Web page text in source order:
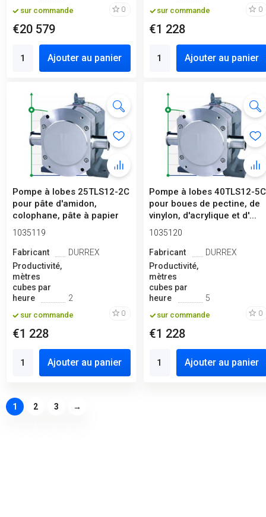
sur commande 0
€20 579
Ajouter au panier
sur commande 0
€1 228
Ajouter au panier
Pompe à lobes 25TLS12-2C
pour pâte d'amidon,
colophane, pâte à papier
1035119
Fabricant
DURREX
Productivité,
mètres
cubes par
heure
2
sur commande 0
€1 228
Ajouter au panier
Pompe à lobes 40TLS12-5C
pour boues de pectine, de
vinylon, d'acrylique et d'...
1035120
Fabricant
DURREX
Productivité,
mètres
cubes par
heure
5
sur commande 0
€1 228
Ajouter au panier
1 2 3 →